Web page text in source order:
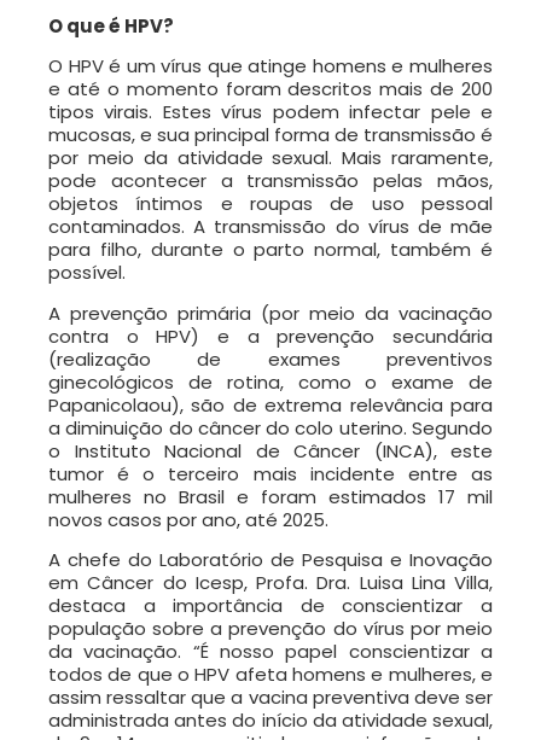
O que é HPV?
O HPV é um vírus que atinge homens e mulheres
e até o momento foram descritos mais de 200
tipos virais. Estes vírus podem infectar pele e
mucosas, e sua principal forma de transmissão é
por meio da atividade sexual. Mais raramente,
pode acontecer a transmissão pelas mãos,
objetos íntimos e roupas de uso pessoal
contaminados. A transmissão do vírus de mãe
para filho, durante o parto normal, também é
possível.
A prevenção primária (por meio da vacinação
contra o HPV) e a prevenção secundária
(realização de exames preventivos
ginecológicos de rotina, como o exame de
Papanicolaou), são de extrema relevância para
a diminuição do câncer do colo uterino. Segundo
o Instituto Nacional de Câncer (INCA), este
tumor é o terceiro mais incidente entre as
mulheres no Brasil e foram estimados 17 mil
novos casos por ano, até 2025.
A chefe do Laboratório de Pesquisa e Inovação
em Câncer do Icesp, Profa. Dra. Luisa Lina Villa,
destaca a importância de conscientizar a
população sobre a prevenção do vírus por meio
da vacinação. “É nosso papel conscientizar a
todos de que o HPV afeta homens e mulheres, e
assim ressaltar que a vacina preventiva deve ser
administrada antes do início da atividade sexual,